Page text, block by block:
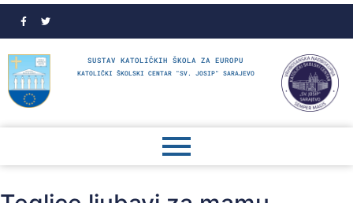
SUSTAV KATOLIČKIH ŠKOLA ZA EUROPU
KATOLIČKI ŠKOLSKI CENTAR "SV. JOSIP" SARAJEVO